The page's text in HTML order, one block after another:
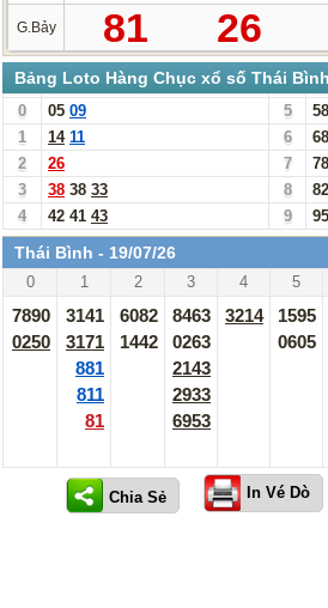
G.Bảy 81 26
Bảng Loto Hàng Chục xổ số Thái
0 05 09 5 58
1
14 11 6 68
2
26 7 78
3
38 38 33 8 82
4
42 41 43 9 95
Thái Bình - 19/07/26
0 1 2 3 4 5
7890
0250
3141
3171
881
811
81
6082
1442
8463
0263
2143
2933
6953
3214
1595
0605
In Vé Dò